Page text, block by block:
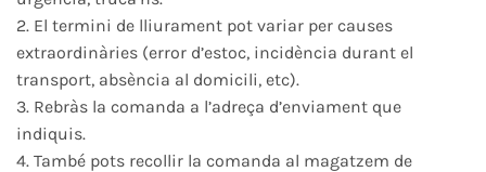
2. El termini de lliurament pot variar per causes
extraordinàries (error d’estoc, incidència durant el
transport, absència al domicili, etc).
3. Rebràs la comanda a l’adreça d’enviament que
indiquis.
4. També pots recollir la comanda al magatzem de